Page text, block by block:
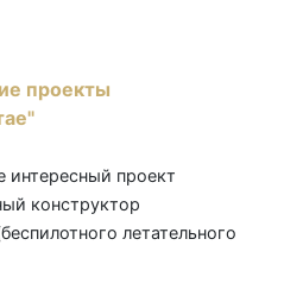
проекты
проект
конструктор
летательного